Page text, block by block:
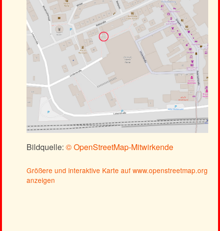
Bildquelle: © OpenStreetMap-Mitwirkende
Größere und interaktive Karte auf www.openstreetmap.org
anzeigen